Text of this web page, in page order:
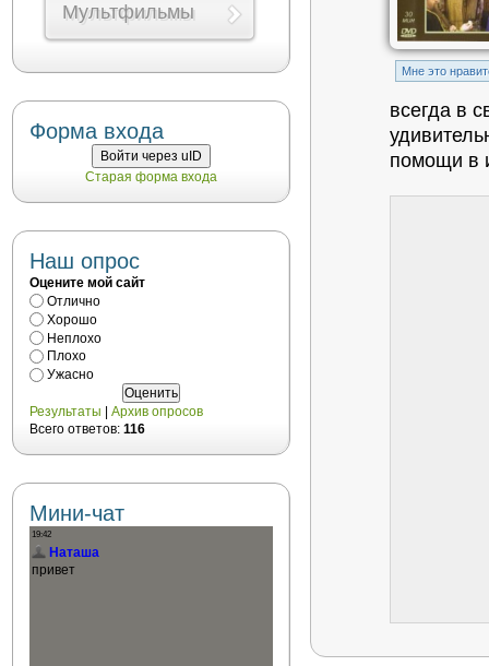
Mне это
всегда в
помощи в
Мультфильмы
Форма входа
Войти через uID
Старая форма входа
Наш опрос
Оцените мой сайт
Отлично
Хорошо
Неплохо
Плохо
Ужасно
Результаты
Архив опросов
Всего ответов: 116
Мини-чат